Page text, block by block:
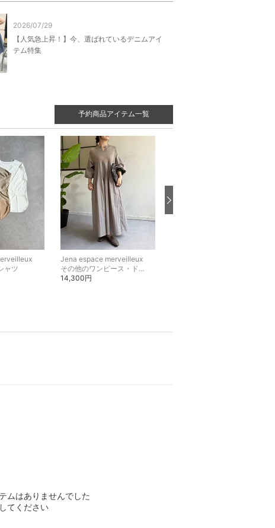
2026/07/29
【人気急上昇！】今、選ばれているデニムアイ
テム特集
予約商品アイテム一覧
ャツ
Jena espace merveilleux
その他のワンピース・ドレス
14,300円
ムはありませんでした
てください